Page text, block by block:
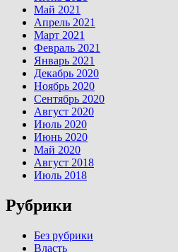
Май 2021
Апрель 2021
Март 2021
Февраль 2021
Январь 2021
Декабрь 2020
Ноябрь 2020
Сентябрь 2020
Август 2020
Июль 2020
Июнь 2020
Май 2020
Август 2018
Июль 2018
Рубрики
Без рубрики
Власть